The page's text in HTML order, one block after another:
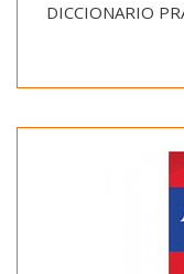
DICCIONARIO